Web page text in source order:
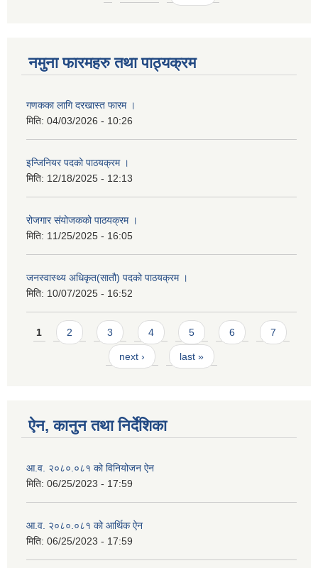
नमुना फारमहरु तथा पाठ्यक्रम
गणकका लागि दरखास्त फारम ।
मिति: 04/03/2026 - 10:26
इन्जिनियर पदको पाठयक्रम ।
मिति: 12/18/2025 - 12:13
रोजगार संयोजकको पाठयक्रम ।
मिति: 11/25/2025 - 16:05
जनस्वास्थ्य अधिकृत(सातौ) पदको पाठयक्रम ।
मिति: 10/07/2025 - 16:52
Pages
1 2 3 4 5 6 7
next › last »
ऐन, कानुन तथा निर्देशिका
आ.व. २०८०.०८१ को विनियोजन ऐन
मिति: 06/25/2023 - 17:59
आ.व. २०८०.०८१ को आर्थिक ऐन
मिति: 06/25/2023 - 17:59